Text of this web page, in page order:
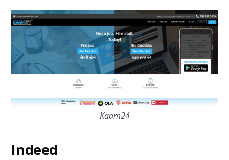
Kaam24
Indeed